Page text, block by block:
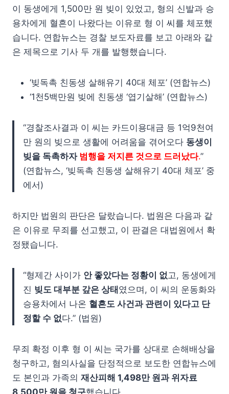
이 동생에게 1,500만 원 빚이 있었고, 형의 신발과 승
용차에게 혈흔이 나왔다는 이유로 형 이 씨를 체포했
습니다. 연합뉴스는 경찰 보도자료를 보고 아래와 같
은 제목으로 기사 두 개를 발행했습니다.
‘빚독촉 친동생 살해유기 40대 체포’ (연합뉴스)
‘1천5백만원 빚에 친동생 ‘엽기살해’ (연합뉴스)
“경찰조사결과 이 씨는 카드이용대금 등 1억9천여
만 원의 빚으로 생활에 어려움을 겪어오다 동생이
빚을 독촉하자 범행을 저지른 것으로 드러났다.”
(연합뉴스, ‘빚독촉 친동생 살해유기 40대 체포’ 중
에서)
하지만 법원의 판단은 달랐습니다. 법원은 다음과 같
은 이유로 무죄를 선고했고, 이 판결은 대법원에서 확
정됐습니다.
“형제간 사이가 안 좋았다는 정황이 없 고, 동생에게
진 빚도 대부분 갚은 상태였으며, 이 씨의 운동화와
승용차에서 나온 혈흔도 사건과 관련이 있다고 단
정할 수 없다.” (법원)
무죄 확정 이후 형 이 씨는 국가를 상대로 손해배상을
청구하고, 혐의사실을 단정적으로 보도한 연합뉴스에
도 본인과 가족의 재산피해 1,498만 원과 위자료
8,500만 원을 청구했습니다.